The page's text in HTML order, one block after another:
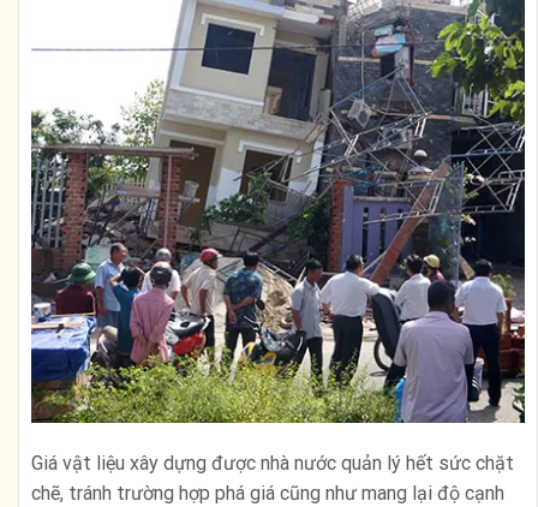
Giá vật liệu xây dựng được nhà nước quản lý hết sức chặt
chẽ, tránh trường hợp phá giá cũng như mang lại độ cạnh